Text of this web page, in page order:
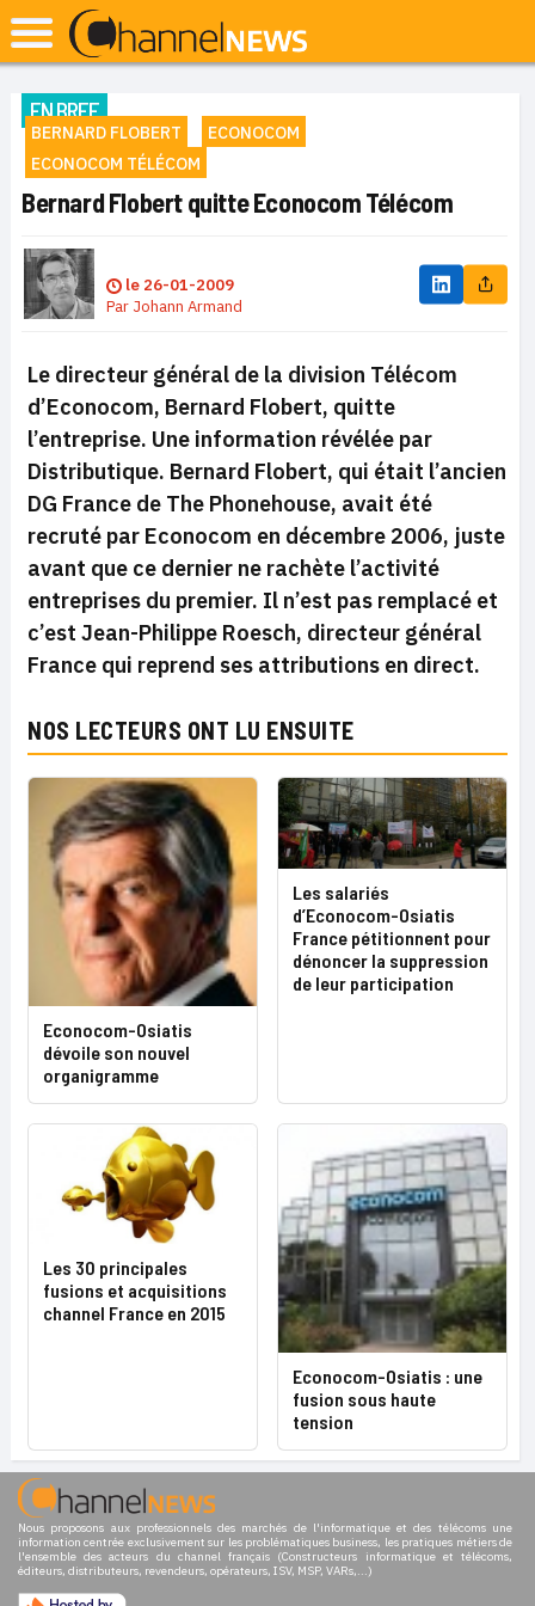
EN BREF
BERNARD FLOBERT
ECONOCOM
ECONOCOM TÉLÉCOM
Bernard Flobert quitte Econocom Télécom
le 26-01-2009
Par Johann Armand
Le directeur général de la division Télécom
d’Econocom, Bernard Flobert, quitte
l’entreprise. Une information révélée par
Distributique. Bernard Flobert, qui était l’ancien
DG France de The Phonehouse, avait été
recruté par Econocom en décembre 2006, juste
avant que ce dernier ne rachète l’activité
entreprises du premier. Il n’est pas remplacé et
c’est Jean-Philippe Roesch, directeur général
France qui reprend ses attributions en direct.
NOS LECTEURS ONT LU ENSUITE
Econocom-Osiatis
dévoile son nouvel
organigramme
Les salariés
d’Econocom-Osiatis
France pétitionnent pour
dénoncer la suppression
de leur participation
Les 30 principales
fusions et acquisitions
channel France en 2015
Econocom-Osiatis : une
fusion sous haute
tension
Nous proposons aux professionnels des marchés de l'informatique et des télécoms une
information centrée exclusivement sur les problématiques business, les pratiques métiers de
l'ensemble des acteurs du channel français (Constructeurs informatique et télécoms,
éditeurs, distributeurs, revendeurs, opérateurs, ISV, MSP, VARs,...)